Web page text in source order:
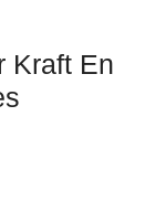
Kraft En